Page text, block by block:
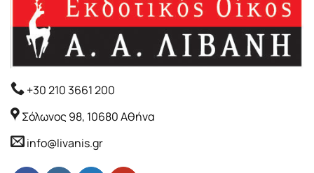
+30 210 3661 200
Σόλωνος 98, 10680 Αθήνα
info@livanis.gr